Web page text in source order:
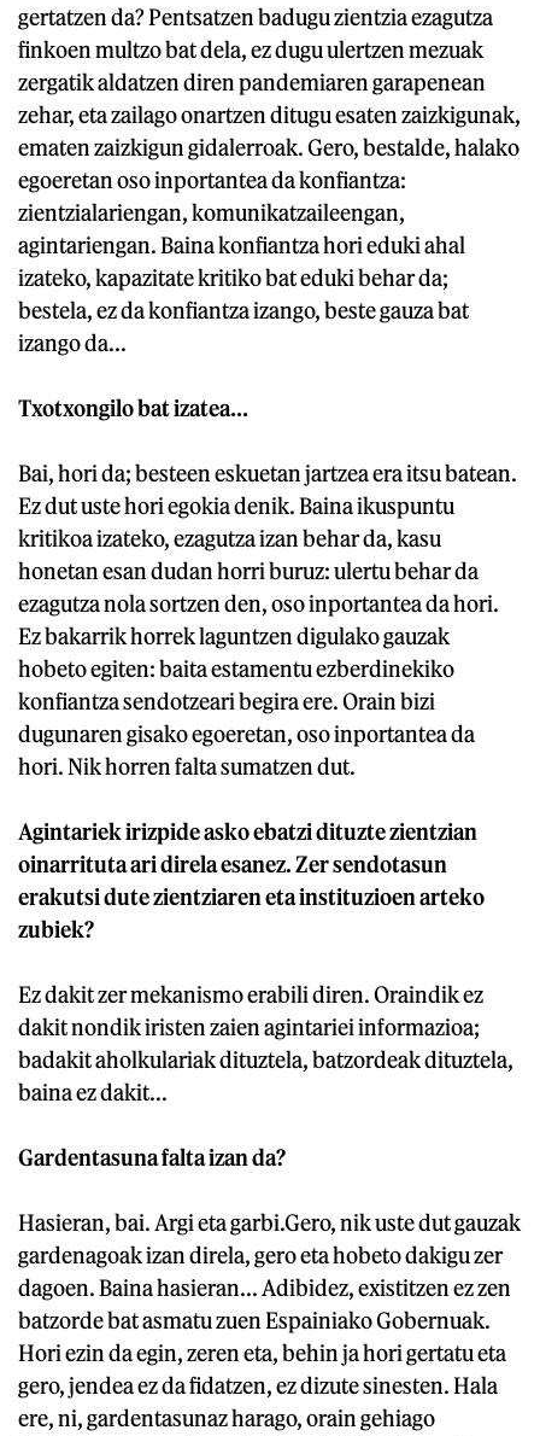
gertatzen da? Pentsatzen badugu zientzia ezagutza
finkoen multzo bat dela, ez dugu ulertzen mezuak
zergatik aldatzen diren pandemiaren garapenean
zehar, eta zailago onartzen ditugu esaten zaizkigunak,
ematen zaizkigun gidalerroak. Gero, bestalde, halako
egoeretan oso inportantea da konfiantza:
zientzialariengan, komunikatzaileengan,
agintariengan. Baina konfiantza hori eduki ahal
izateko, kapazitate kritiko bat eduki behar da;
bestela, ez da konfiantza izango, beste gauza bat
izango da...
Txotxongilo bat izatea…
Bai, hori da; besteen eskuetan jartzea era itsu batean.
Ez dut uste hori egokia denik. Baina ikuspuntu
kritikoa izateko, ezagutza izan behar da, kasu
honetan esan dudan horri buruz: ulertu behar da
ezagutza nola sortzen den, oso inportantea da hori.
Ez bakarrik horrek laguntzen digulako gauzak
hobeto egiten: baita estamentu ezberdinekiko
konfiantza sendotzeari begira ere. Orain bizi
dugunaren gisako egoeretan, oso inportantea da
hori. Nik horren falta sumatzen dut.
Agintariek irizpide asko ebatzi dituzte zientzian
oinarrituta ari direla esanez. Zer sendotasun
erakutsi dute zientziaren eta instituzioen arteko
zubiek?
Ez dakit zer mekanismo erabili diren. Oraindik ez
dakit nondik iristen zaien agintariei informazioa;
badakit aholkulariak dituztela, batzordeak dituztela,
baina ez dakit...
Gardentasuna falta izan da?
Hasieran, bai. Argi eta garbi.Gero, nik uste dut gauzak
gardenagoak izan direla, gero eta hobeto dakigu zer
dagoen. Baina hasieran... Adibidez, existitzen ez zen
batzorde bat asmatu zuen Espainiako Gobernuak.
Hori ezin da egin, zeren eta, behin ja hori gertatu eta
gero, jendea ez da fidatzen, ez dizute sinesten. Hala
ere, ni, gardentasunaz harago, orain gehiago